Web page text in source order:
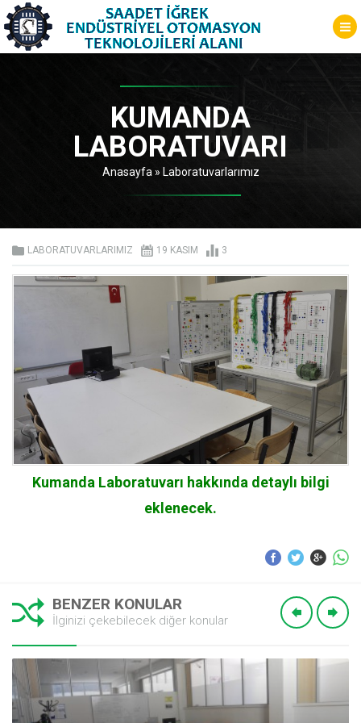
KUMANDA
LABORATUVARI
Anasayfa » Laboratuvarlarımız
LABORATUVARLARIMIZ 19 KASIM 3
Kumanda Laboratuvarı hakkında detaylı bilgi
eklenecek.
BENZER KONULAR
İlginizi çekebilecek diğer konular